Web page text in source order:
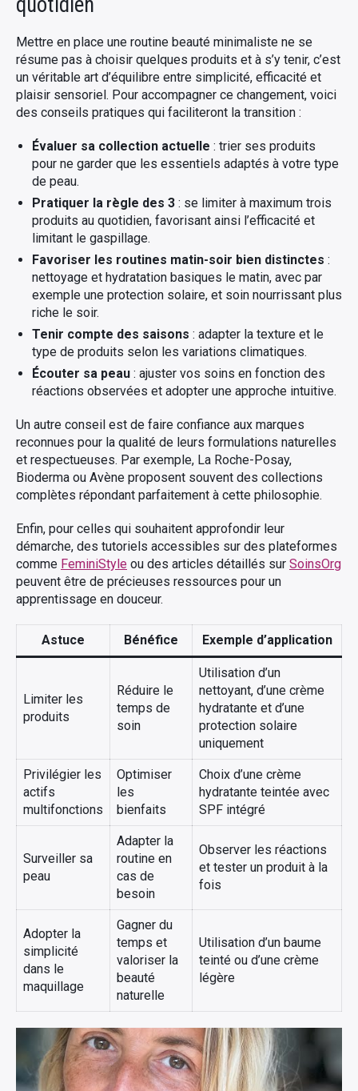
Mettre en place une routine beauté minimaliste ne se
résume pas à choisir quelques produits et à s’y tenir, c’est
un véritable art d’équilibre entre simplicité, efficacité et
plaisir sensoriel. Pour accompagner ce changement, voici
des conseils pratiques qui faciliteront la transition :
Évaluer sa collection actuelle : trier ses produits
pour ne garder que les essentiels adaptés à votre type
de peau.
Pratiquer la règle des 3 : se limiter à maximum trois
produits au quotidien, favorisant ainsi l’efficacité et
limitant le gaspillage.
Favoriser les routines matin-soir bien distinctes :
nettoyage et hydratation basiques le matin, avec par
exemple une protection solaire, et soin nourrissant plus
riche le soir.
Tenir compte des saisons : adapter la texture et le
type de produits selon les variations climatiques.
Écouter sa peau : ajuster vos soins en fonction des
réactions observées et adopter une approche intuitive.
Un autre conseil est de faire confiance aux marques
reconnues pour la qualité de leurs formulations naturelles
et respectueuses. Par exemple, La Roche-Posay,
Bioderma ou Avène proposent souvent des collections
complètes répondant parfaitement à cette philosophie.
Enfin, pour celles qui souhaitent approfondir leur
démarche, des tutoriels accessibles sur des plateformes
comme FeminiStyle ou des articles détaillés sur SoinsOrg
peuvent être de précieuses ressources pour un
apprentissage en douceur.
Astuce Bénéfice Exemple d’application
Limiter les
produits
Réduire le
temps de
soin
Utilisation d’un
nettoyant, d’une crème
hydratante et d’une
protection solaire
uniquement
Privilégier les
actifs
multifonctions
Optimiser
les
bienfaits
Choix d’une crème
hydratante teintée avec
SPF intégré
Surveiller sa
peau
Adapter la
routine en
cas de
besoin
Observer les réactions
et tester un produit à la
fois
Adopter la
simplicité
dans le
maquillage
Gagner du
temps et
valoriser la
beauté
naturelle
Utilisation d’un baume
teinté ou d’une crème
légère